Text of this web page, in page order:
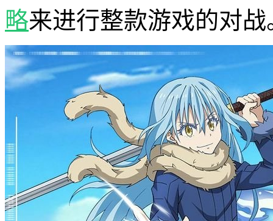
略来进行整款游戏的对战